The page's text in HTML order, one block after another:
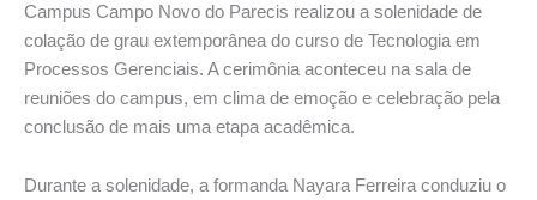
Campus Campo Novo do Parecis realizou a solenidade de
colação de grau extemporânea do curso de Tecnologia em
Processos Gerenciais. A cerimônia aconteceu na sala de
reuniões do campus, em clima de emoção e celebração pela
conclusão de mais uma etapa acadêmica.
Durante a solenidade, a formanda Nayara Ferreira conduziu o